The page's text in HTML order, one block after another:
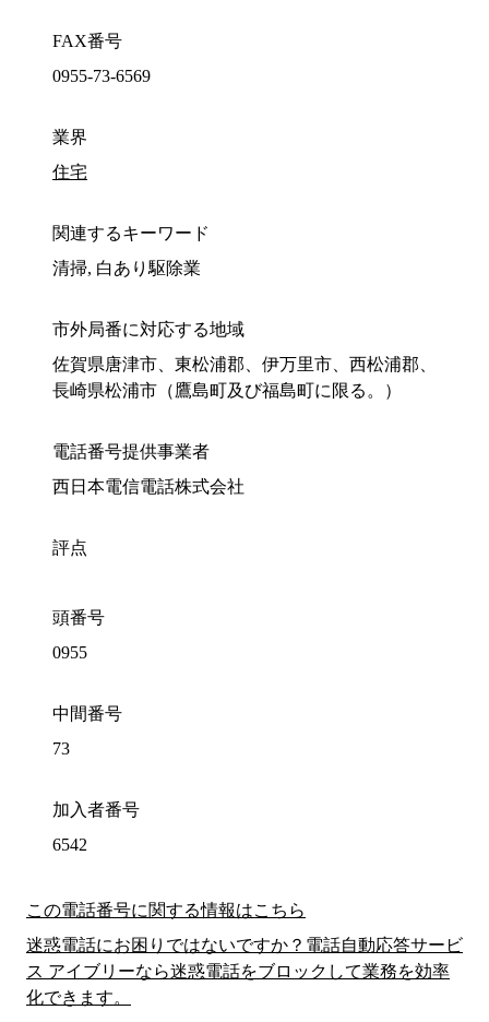
FAX番号
0955-73-6569
業界
住宅
関連するキーワード
清掃, 白あり駆除業
市外局番に対応する地域
佐賀県唐津市、東松浦郡、伊万里市、西松浦郡、
長崎県松浦市（鷹島町及び福島町に限る。）
電話番号提供事業者
西日本電信電話株式会社
評点
頭番号
0955
中間番号
73
加入者番号
6542
この電話番号に関する情報はこちら
迷惑電話にお困りではないですか？電話自動応答サービ
ス アイブリーなら迷惑電話をブロックして業務を効率
化できます。